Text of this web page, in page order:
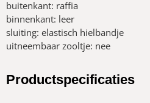
buitenkant: raffia
binnenkant: leer
sluiting: elastisch hielbandje
uitneembaar zooltje: nee
Productspecificaties